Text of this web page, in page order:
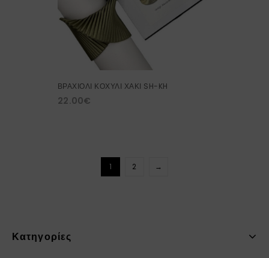
ΒΡΑΧΙΟΛΙ ΚΟΧΥΛΙ ΧΑΚΙ SH-KH
22.00€
1 2 →
Κατηγορίες